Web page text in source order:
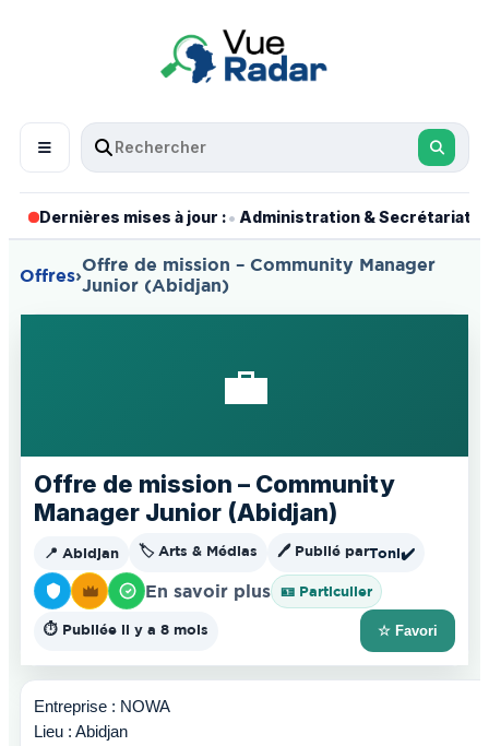
Dernières mises à jour :• Administration & Secrétariat
Offres›
Offre de mission – Community Manager
Junior (Abidjan)
💼
Offre de mission – Community
Manager Junior (Abidjan)
📍 Abidjan 🏷️ Arts & Médias 🖊️ Publié parToni✔️
En savoir plus 🪪 Particulier
⏱️ Publiée il y a 8 mois ☆ Favori
Entreprise : NOWA
Lieu : Abidjan